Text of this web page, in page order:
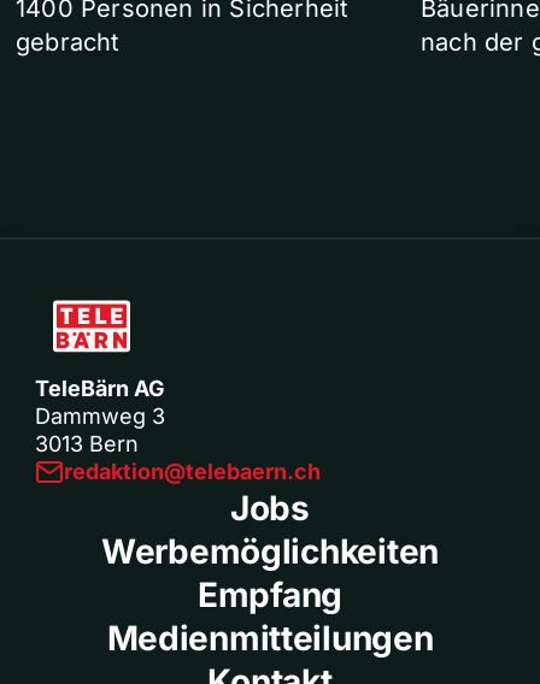
1400 Personen in Sicherheit
gebracht
nach der
TeleBärn AG
Dammweg 3
3013 Bern
redaktion@telebaern.ch
Jobs
Werbemöglichkeiten
Empfang
Medienmitteilungen